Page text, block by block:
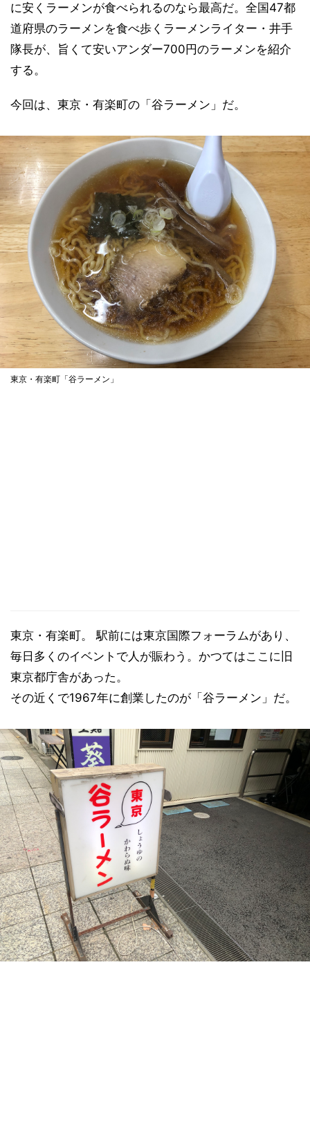
に安くラーメンが食べられるのなら最高だ。全国47都
道府県のラーメンを食べ歩くラーメンライター・井手
隊長が、旨くて安いアンダー700円のラーメンを紹介
する。
今回は、東京・有楽町の「谷ラーメン」だ。
東京・有楽町「谷ラーメン」
東京・有楽町。 駅前には東京国際フォーラムがあり、
毎日多くのイベントで人が賑わう。かつてはここに旧
東京都庁舎があった。
その近くで1967年に創業したのが「谷ラーメン」だ。